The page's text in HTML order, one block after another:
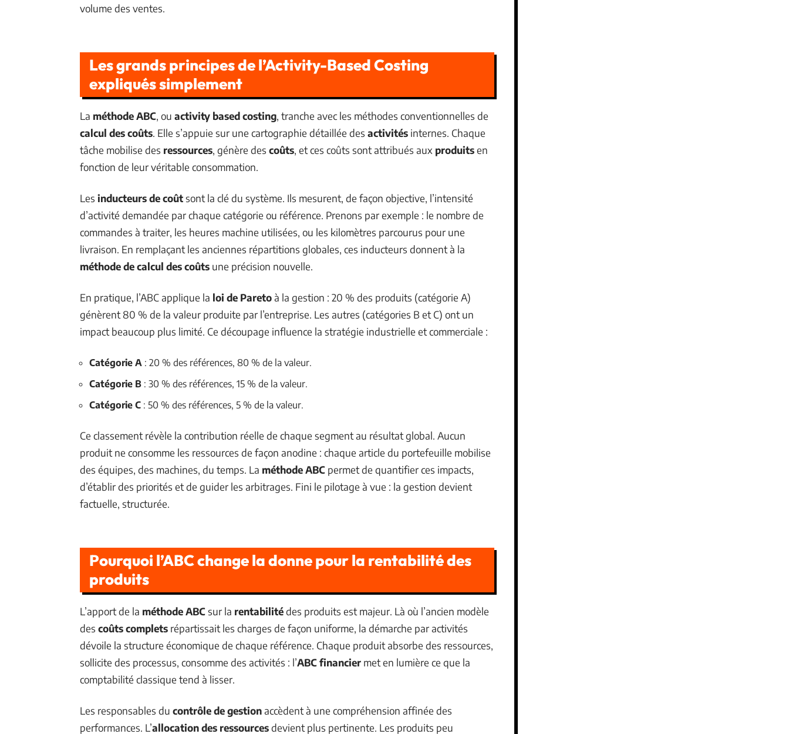
volume des ventes.
Les grands principes de l’Activity-Based Costing
expliqués simplement
La méthode ABC, ou activity based costing, tranche avec les méthodes conventionnelles de
calcul des coûts. Elle s’appuie sur une cartographie détaillée des activités internes. Chaque
tâche mobilise des ressources, génère des coûts, et ces coûts sont attribués aux produitsen
fonction de leur véritable consommation.
Les inducteurs de coûtsont la clé du système. Ils mesurent, de façon objective, l’intensité
d’activité demandée par chaque catégorie ou référence. Prenons par exemple : le nombre de
commandes à traiter, les heures machine utilisées, ou les kilomètres parcourus pour une
livraison. En remplaçant les anciennes répartitions globales, ces inducteurs donnent à la
méthode de calcul des coûts une précision nouvelle.
En pratique, l’ABC applique la loi de Paretoà la gestion : 20 % des produits (catégorie A)
génèrent 80 % de la valeur produite par l’entreprise. Les autres (catégories B et C) ont un
impact beaucoup plus limité. Ce découpage influence la stratégie industrielle et commerciale :
Catégorie A : 20 % des références, 80 % de la valeur.
Catégorie B : 30 % des références, 15 % de la valeur.
Catégorie C : 50 % des références, 5 % de la valeur.
Ce classement révèle la contribution réelle de chaque segment au résultat global. Aucun
produit ne consomme les ressources de façon anodine : chaque article du portefeuille mobilise
des équipes, des machines, du temps. La méthode ABC permet de quantifier ces impacts,
d’établir des priorités et de guider les arbitrages. Fini le pilotage à vue : la gestion devient
factuelle, structurée.
Pourquoi l’ABC change la donne pour la rentabilité des
produits
L’apport de la méthode ABCsur la rentabilitédes produits est majeur. Là où l’ancien modèle
des coûts complets répartissait les charges de façon uniforme, la démarche par activités
dévoile la structure économique de chaque référence. Chaque produit absorbe des ressources,
sollicite des processus, consomme des activités : l’ABC financier met en lumière ce que la
comptabilité classique tend à lisser.
Les responsables du contrôle de gestionaccèdent à une compréhension affinée des
performances. L’allocation des ressourcesdevient plus pertinente. Les produits peu